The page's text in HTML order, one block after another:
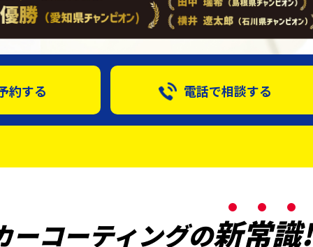
約する 電話で相談する
ーコーティングの新常識